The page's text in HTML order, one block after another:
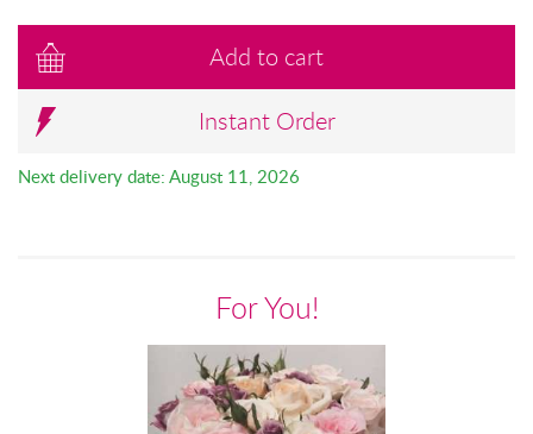
Add to cart
Instant Order
Next delivery date: August 11, 2026
For You!